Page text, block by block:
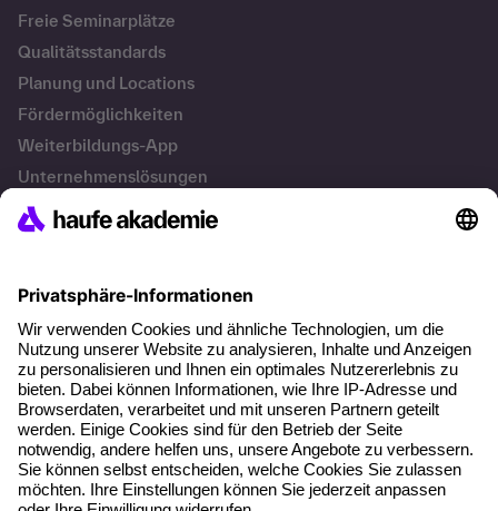
Freie Seminarplätze
Qualitätsstandards
Planung und Locations
Fördermöglichkeiten
Weiterbildungs-App
Unternehmenslösungen
Potenzialanalyse
Coaching
Kontakt & Support
Kontakt
FAQs
+49 761 595339-00
AGB
Impressum